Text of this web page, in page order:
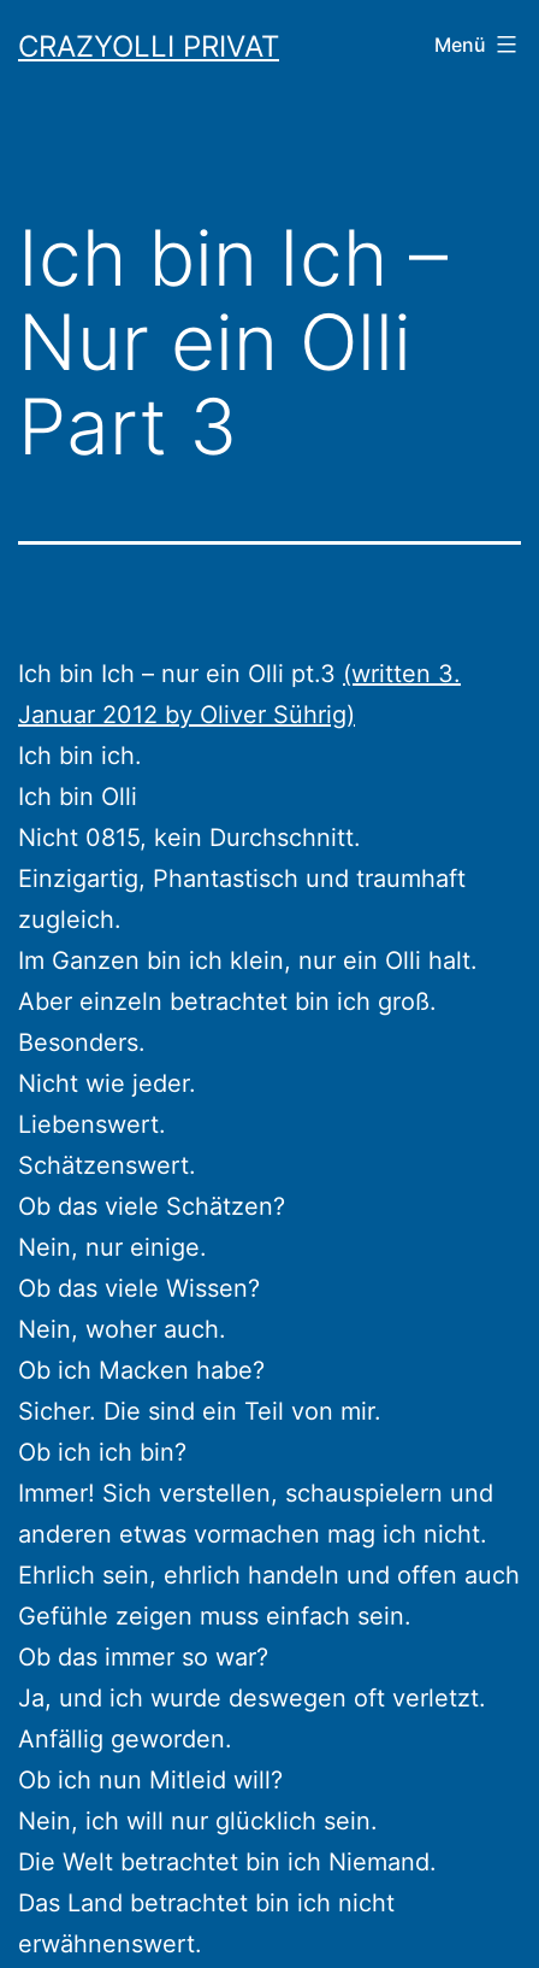
Inhalt
CRAZYOLLI PRIVAT Menü
Ich bin Ich –
Nur ein Olli
Part 3
Ich bin Ich – nur ein Olli pt.3 (written 3.
Januar 2012 by Oliver Sührig)
Ich bin ich.
Ich bin Olli
Nicht 0815, kein Durchschnitt.
Einzigartig, Phantastisch und traumhaft
zugleich.
Im Ganzen bin ich klein, nur ein Olli halt.
Aber einzeln betrachtet bin ich groß.
Besonders.
Nicht wie jeder.
Liebenswert.
Schätzenswert.
Ob das viele Schätzen?
Nein, nur einige.
Ob das viele Wissen?
Nein, woher auch.
Ob ich Macken habe?
Sicher. Die sind ein Teil von mir.
Ob ich ich bin?
Immer! Sich verstellen, schauspielern und
anderen etwas vormachen mag ich nicht.
Ehrlich sein, ehrlich handeln und offen auch
Gefühle zeigen muss einfach sein.
Ob das immer so war?
Ja, und ich wurde deswegen oft verletzt.
Anfällig geworden.
Ob ich nun Mitleid will?
Nein, ich will nur glücklich sein.
Die Welt betrachtet bin ich Niemand.
Das Land betrachtet bin ich nicht
erwähnenswert.